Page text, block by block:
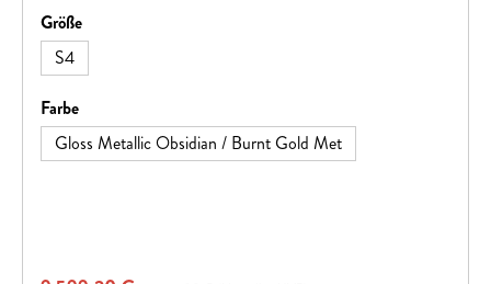
Natural.
Größeauswählen
S4
Farbeauswählen
Gloss Metallic Obsidian / Burnt Gold Met